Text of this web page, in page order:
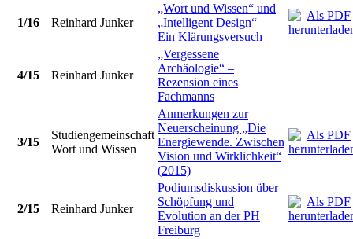
1/16 Reinhard Junker
„Wort und Wissen“ und
„Intelligent Design“ –
Ein Klärungsversuch
4/15 Reinhard Junker
„Vergessene
Archäologie“ –
Rezension eines
Fachmanns
3/15
Studiengemeinschaft
Wort und Wissen
Anmerkungen zur
Neuerscheinung „Die
Energiewende. Zwischen
Vision und Wirklichkeit“
(2015)
2/15 Reinhard Junker
Podiumsdiskussion über
Schöpfung und
Evolution an der PH
Freiburg